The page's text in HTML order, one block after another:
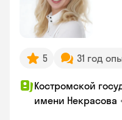
5 31 год
Костромской
имени Некрасова